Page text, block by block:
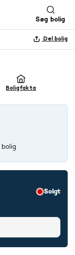
Søg bolig
Del bolig
BILLEDER
Boligfakta
bolig
Solgt